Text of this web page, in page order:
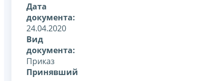
Дата
документа:
24.04.2020
Вид
документа:
Приказ
Принявший